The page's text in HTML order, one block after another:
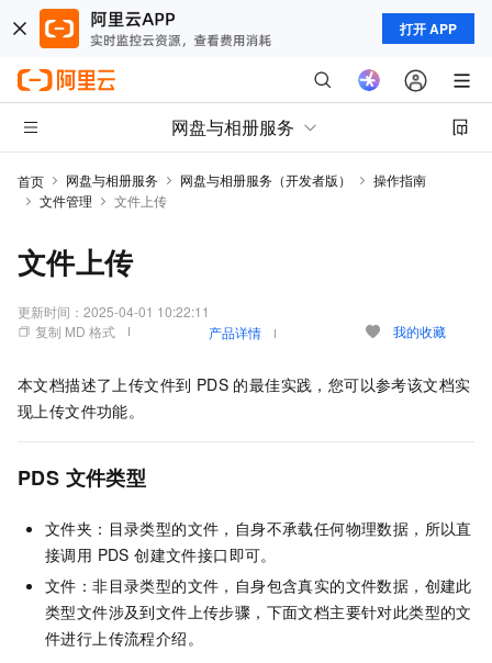
打开 APP
网盘与相册服务
首页 网盘与相册服务 网盘与相册服务（开发者版）
操作指南
文件管理
文件上传
文件上传
更新时间： 2025-04-01 10:22:11
复制 MD 格式
产品详情 我的收藏
本文档描述了上传文件到 PDS 的最佳实践，您可以参考该文档实
现上传文件功能。
PDS 文件类型
文件夹：目录类型的文件，自身不承载任何物理数据，所以直
接调用 PDS 创建文件接口即可。
文件：非目录类型的文件，自身包含真实的文件数据，创建此
类型文件涉及到文件上传步骤，下面文档主要针对此类型的文
件进行上传流程介绍。